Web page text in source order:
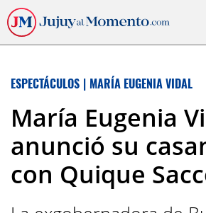
ESPECTÁCULOS | MARÍA EUGENIA VIDAL
María Eugenia
anunció su
con Quique